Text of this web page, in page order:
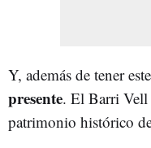
Y, además de tener
presente. El Barri Vell
patrimonio histórico